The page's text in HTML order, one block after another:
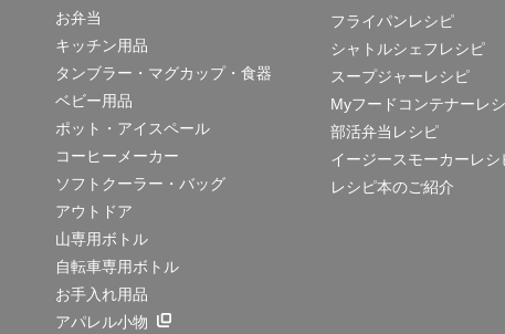
お弁当
キッチン用品
タンブラー・マグカップ・食器
ベビー用品
ポット・アイスペール
コーヒーメーカー
ソフトクーラー・バッグ
アウトドア
山専用ボトル
自転車専用ボトル
お手入れ用品
アパレル小物
フライパンレシピ
シャトルシェフレシピ
スープジャーレシピ
Myフードコンテナーレ
部活弁当レシピ
イージースモーカーレシ
レシピ本のご紹介